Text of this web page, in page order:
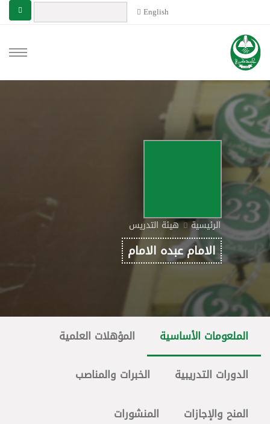
English
الرئيسية هيئة التدريس
الامام عبده الامام
الملعومات الأساسية المؤهلات العلمية
الدورات التدريبية الخبرات والمناصب
المنح والإجازات المنشورات